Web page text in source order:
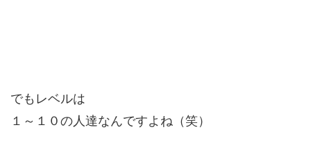
でもレベルは
１～１０の人達なんですよね（笑）